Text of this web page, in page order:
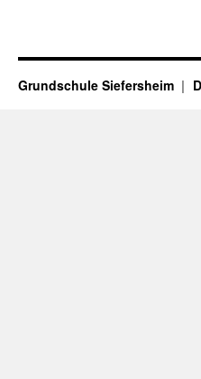
Grundschule Siefersheim